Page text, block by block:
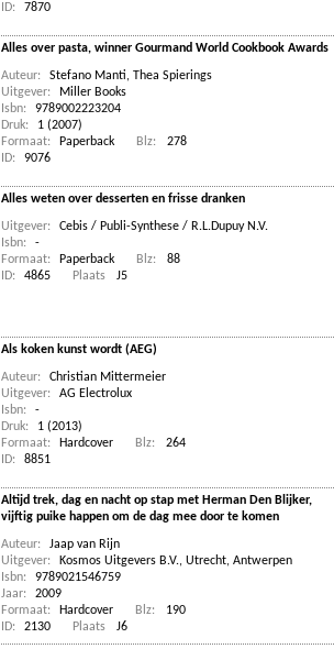
ID:
7870
Alles over pasta, winner Gourmand World Cookbook Awards
Auteur: Stefano Manti, Thea Spierings
Uitgever:
Miller Books
Isbn:
9789002223204
Druk:
1 (2007)
Formaat:
Paperback Blz:
278
ID:
9076
Alles weten over desserten en frisse dranken
Uitgever:
Cebis / Publi-Synthese / R.L.Dupuy N.V.
Isbn:
-
Formaat:
Paperback Blz:
88
ID:
4865 Plaats J5
Als koken kunst wordt (AEG)
Auteur:
Christian Mittermeier
Uitgever:
AG Electrolux
Isbn:
-
Druk:
1 (2013)
Formaat:
Hardcover Blz:
264
ID:
8851
Altijd trek, dag en nacht op stap met Herman Den Blijker,
vijftig puike happen om de dag mee door te komen
Auteur:
Jaap van Rijn
Uitgever:
Kosmos Uitgevers B.V., Utrecht, Antwerpen
Isbn:
9789021546759
Jaar:
2009
Formaat:
Hardcover Blz:
190
ID:
2130 Plaats J6